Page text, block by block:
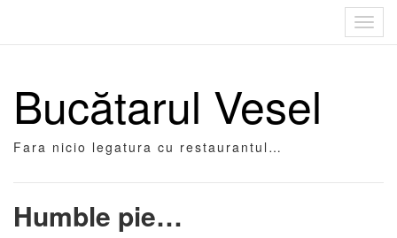
Bucătarul Vesel
Fara nicio legatura cu restaurantul…
Humble pie…